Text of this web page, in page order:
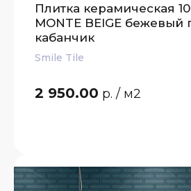
Плитка керамическая
MONTE BEIGE бежевый
кабанчик
Smile Tile
2 950.00 р. / м2